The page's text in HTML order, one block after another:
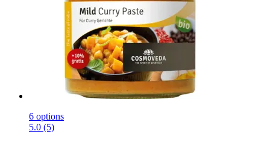
6 options
5.0 (5)